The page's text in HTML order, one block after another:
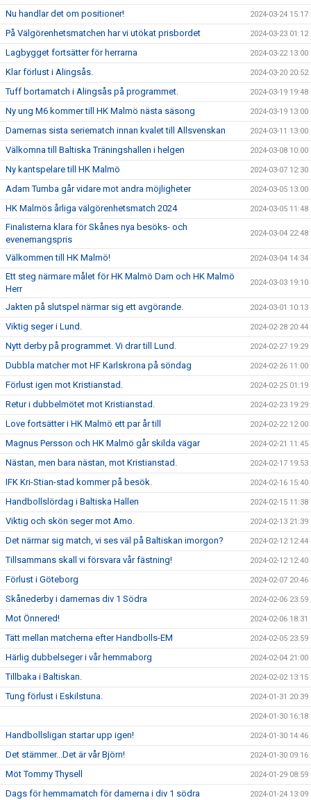
Nu handlar det om positioner! 2024-03-24 15:17
På Välgörenhetsmatchen har vi utökat prisbordet 2024-03-23 01:12
Lagbygget fortsätter för herrarna 2024-03-22 13:00
Klar förlust i Alingsås. 2024-03-20 20:52
Tuff bortamatch i Alingsås på programmet. 2024-03-19 19:48
Ny ung M6 kommer till HK Malmö nästa säsong 2024-03-19 13:00
Damernas sista seriematch innan kvalet till Allsvenskan 2024-03-11 13:00
Välkomna till Baltiska Träningshallen i helgen 2024-03-08 10:00
Ny kantspelare till HK Malmö 2024-03-07 12:30
Adam Tumba går vidare mot andra möjligheter 2024-03-05 13:00
HK Malmös årliga välgörenhetsmatch 2024 2024-03-05 11:48
Finalisterna klara för Skånes nya besöks- och
evenemangspris
2024-03-04 22:48
Välkommen till HK Malmö! 2024-03-04 14:34
Ett steg närmare målet för HK Malmö Dam och HK Malmö
Herr
2024-03-03 19:10
Jakten på slutspel närmar sig ett avgörande. 2024-03-01 10:13
Viktig seger i Lund. 2024-02-28 20:44
Nytt derby på programmet. Vi drar till Lund. 2024-02-27 19:29
Dubbla matcher mot HF Karlskrona på söndag 2024-02-26 11:00
Förlust igen mot Kristianstad. 2024-02-25 01:19
Retur i dubbelmötet mot Kristianstad. 2024-02-23 19:29
Love fortsätter i HK Malmö ett par år till 2024-02-22 12:00
Magnus Persson och HK Malmö går skilda vägar 2024-02-21 11:45
Nästan, men bara nästan, mot Kristianstad. 2024-02-17 19:53
IFK Kri-Stian-stad kommer på besök. 2024-02-16 15:40
Handbollslördag i Baltiska Hallen 2024-02-15 11:38
Viktig och skön seger mot Amo. 2024-02-13 21:39
Det närmar sig match, vi ses väl på Baltiskan imorgon? 2024-02-12 12:44
Tillsammans skall vi försvara vår fästning! 2024-02-12 12:40
Förlust i Göteborg 2024-02-07 20:46
Skånederby i damernas div 1 Södra 2024-02-06 23:59
Mot Önnered! 2024-02-06 18:31
Tätt mellan matcherna efter Handbolls-EM 2024-02-05 23:59
Härlig dubbelseger i vår hemmaborg 2024-02-04 21:00
Tillbaka i Baltiskan. 2024-02-02 13:15
Tung förlust i Eskilstuna. 2024-01-31 20:39
2024-01-30 16:18
Handbollsligan startar upp igen! 2024-01-30 14:46
Det stämmer...Det är vår Björn! 2024-01-30 09:16
Möt Tommy Thysell 2024-01-29 08:59
Dags för hemmamatch för damerna i div 1 södra 2024-01-24 13:09